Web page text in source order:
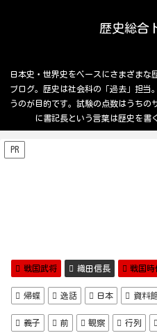
歴史総合
日本史・世界史をベースにさまざまな
ブログ。歴史は社会科の「過去」担
うのが目的です。試験の点数はうちの
に書記長という言葉は歴史を書
PR
戦国武将 織田信長 戦国時
帰蝶 逸話 日本 資料
義子 前 観察 行列